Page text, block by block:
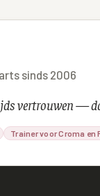
sinds 2006
vertrouwen —
Trainer voor Croma en